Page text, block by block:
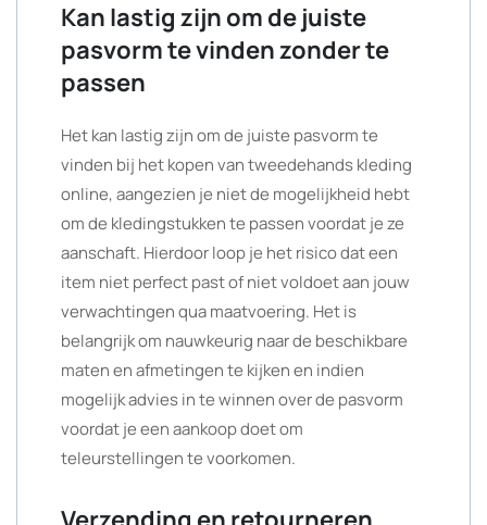
Kan lastig zijn om de juiste
pasvorm te vinden zonder te
passen
Het kan lastig zijn om de juiste pasvorm te
vinden bij het kopen van tweedehands kleding
online, aangezien je niet de mogelijkheid hebt
om de kledingstukken te passen voordat je ze
aanschaft. Hierdoor loop je het risico dat een
item niet perfect past of niet voldoet aan jouw
verwachtingen qua maatvoering. Het is
belangrijk om nauwkeurig naar de beschikbare
maten en afmetingen te kijken en indien
mogelijk advies in te winnen over de pasvorm
voordat je een aankoop doet om
teleurstellingen te voorkomen.